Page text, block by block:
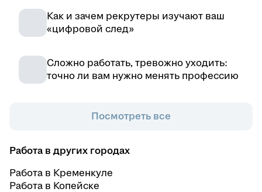
Как и зачем рекрутеры изучают ваш
«цифровой след»
Сложно работать, тревожно уходить:
точно ли вам нужно менять профессию
Посмотреть все
Работа в других городах
Работа в Кременкуле
Работа в Копейске